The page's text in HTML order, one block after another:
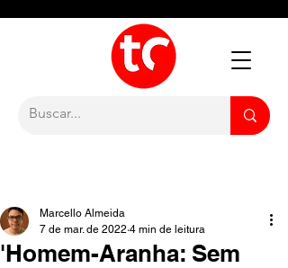
'Homem-Aranha: Sem
Marcello Almeida
7 de mar. de 2022 4 min de leitura